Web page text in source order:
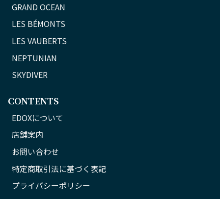
GRAND OCEAN
LES BÉMONTS
LES VAUBERTS
NEPTUNIAN
SKYDIVER
CONTENTS
EDOXについて
店舗案内
お問い合わせ
特定商取引法に基づく表記
プライバシーポリシー